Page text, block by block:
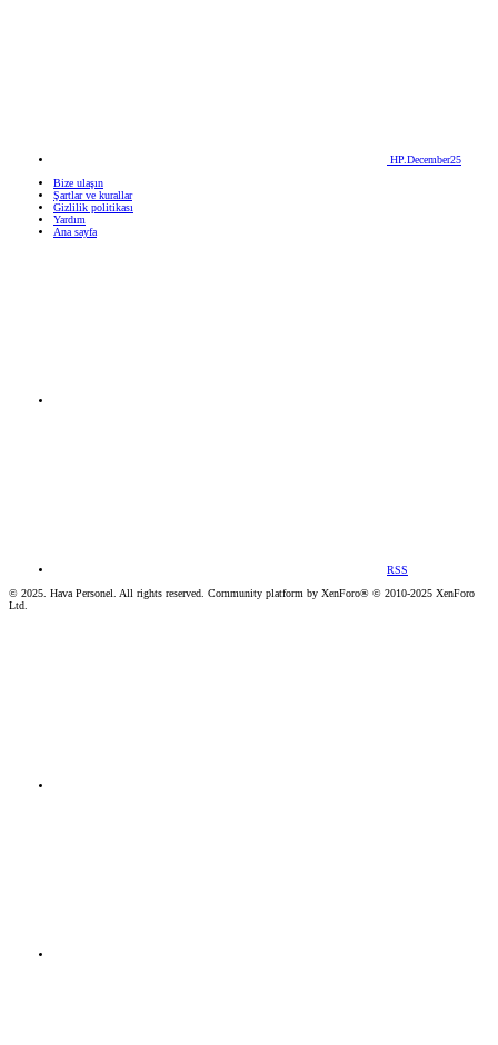
HP.December25
Bize ulaşın
Şartlar ve kurallar
Gizlilik politikası
Yardım
Ana sayfa
RSS
© 2025. Hava Personel. All rights reserved. Community platform by XenForo® © 2010-2025 XenForo
Ltd.